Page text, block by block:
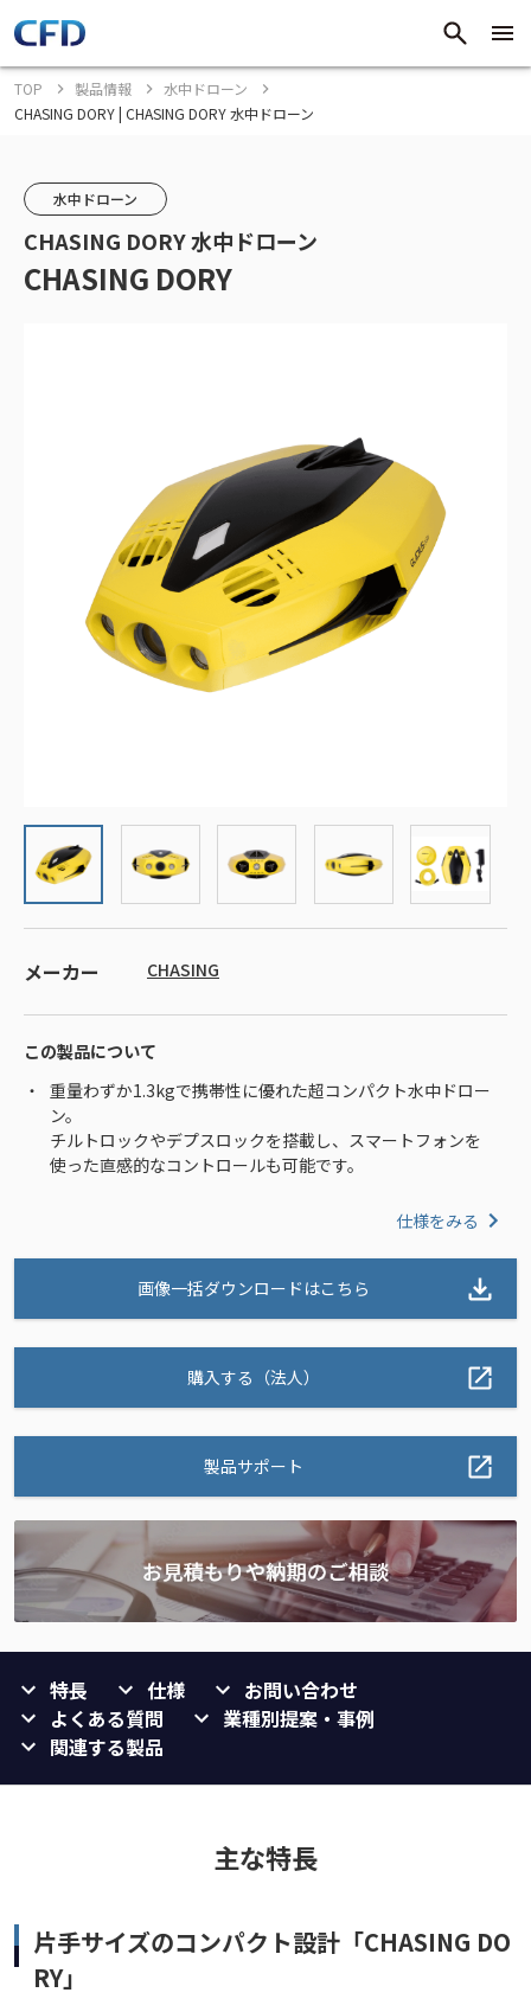
TOP 製品情報
水中ドローン
CHASING DORY | CHASING DORY 水中ドローン
水中ドローン
CHASING DORY 水中ドローン
CHASING DORY
メーカー CHASING
この製品について
重量わずか1.3kgで携帯性に優れた超コンパクト水中ドロー
ン。
チルトロックやデプスロックを搭載し、スマートフォンを
使った直感的なコントロールも可能です。
仕様をみる
画像一括ダウンロードはこちら
購入する（法人）
製品サポート
特長 仕様
お問い合わせ
よくある質問
業種別提案・事例
関連する製品
主な特長
片手サイズのコンパクト設計「CHASING DO
RY」